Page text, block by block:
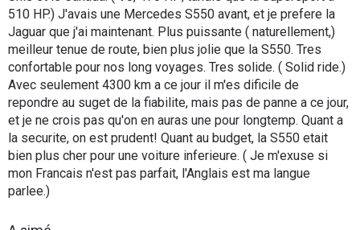
Services
Forum
Moto
Marques
510 HP.) J'avais une Mercedes S550 avant, et je prefere la
Jaguar que j'ai maintenant. Plus puissante ( naturellement,)
meilleur tenue de route, bien plus jolie que la S550. Tres
confortable pour nos long voyages. Tres solide. ( Solid ride.)
Avec seulement 4300 km a ce jour il m'es dificile de
repondre au suget de la fiabilite, mais pas de panne a ce jour,
et je ne crois pas qu'on en auras une pour longtemp. Quant a
la securite, on est prudent! Quant au budget, la S550 etait
bien plus cher pour une voiture inferieure. ( Je m'exuse si
mon Francais n'est pas parfait, l'Anglais est ma langue
parlee.)